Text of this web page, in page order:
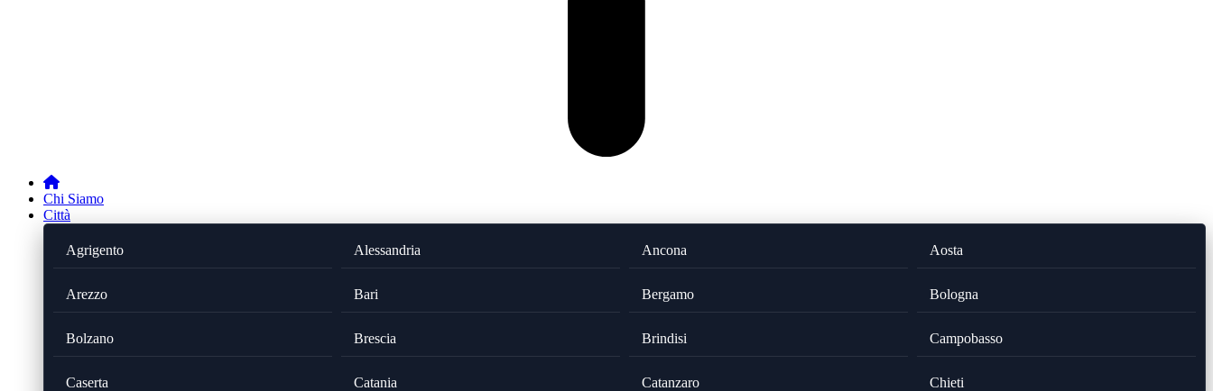
Chi Siamo
Città
Agrigento Alessandria Ancona Aosta
Arezzo Bari Bergamo Bologna
Bolzano Brescia Brindisi Campobasso
Caserta Catania Catanzaro Chieti